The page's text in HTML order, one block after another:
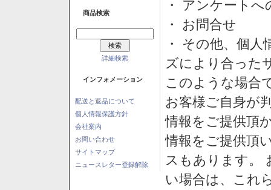
商品検索
詳細検索
インフォメーション
配送と返品について
個人情報保護方針
会社案内
お問い合わせ
サイトマップ
ニュースレター登録解除
・ アンケートへ
・ お問合せ
・ その他、個
ズにより合った
このような場合
お客様ご自身が
情報をご提供頂
情報をご提供頂
スもあります。
い場合は、これ